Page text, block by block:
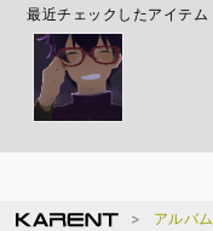
最近チェックしたアイテム
アルバム